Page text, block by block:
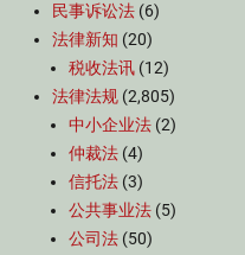
民事诉讼法 (6)
法律新知 (20)
税收法讯 (12)
法律法规 (2,805)
中小企业法 (2)
仲裁法 (4)
信托法 (3)
公共事业法 (5)
公司法 (50)